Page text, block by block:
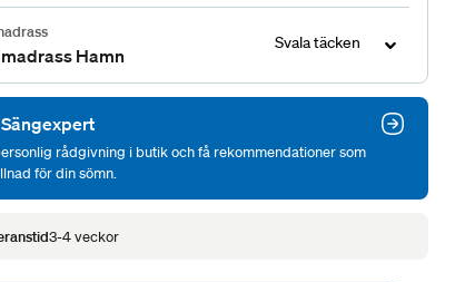
Svala täcken
Hamn
rådgivning i butik och få rekommendationer som
för din sömn.
3-4 veckor